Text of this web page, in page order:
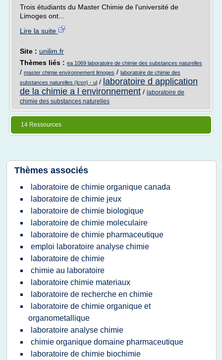
Trois étudiants du Master Chimie de l'université de
Limoges ont...
Lire la suite
Site : unilim.fr
Thèmes liés : ea 1069 laboratoire de chimie des substances naturelles
/ master chimie environnement limoges / laboratoire de chimie des
substances naturelles (lcsn) - ul / laboratoire d application
de la chimie a l environnement / laboratoire de
chimie des substances naturelles
14 Ressources
Thèmes associés
laboratoire de chimie organique canada
laboratoire de chimie jeux
laboratoire de chimie biologique
laboratoire de chimie moleculaire
laboratoire de chimie pharmaceutique
emploi laboratoire analyse chimie
laboratoire de chimie
chimie au laboratoire
laboratoire chimie materiaux
laboratoire de recherche en chimie
laboratoire de chimie organique et
organometallique
laboratoire analyse chimie
chimie organique domaine pharmaceutique
laboratoire de chimie biochimie